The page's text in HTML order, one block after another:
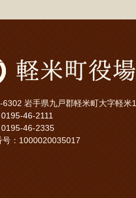
6302 岩手県九戸郡軽米町大字軽米
0195-46-2111
0195-46-2335
号：1000020035017